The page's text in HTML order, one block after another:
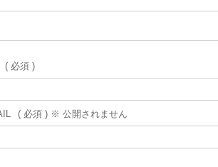
( 必須 )
( 必須 ) ※ 公開されません